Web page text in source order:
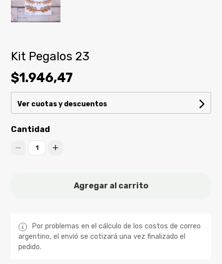
Kit Pegalos 23
$1.946,47
Ver cuotas y descuentos
Cantidad
1
Agregar al carrito
Por problemas en el cálculo de los costos de correo
argentino, el envió se cotizará una vez finalizado el
pedido.